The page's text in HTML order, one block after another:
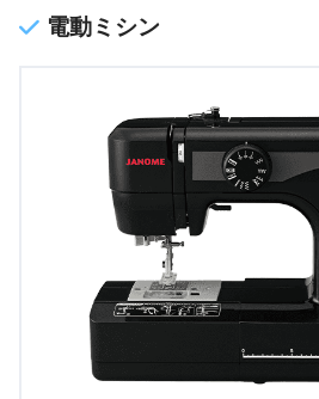
電動ミシン